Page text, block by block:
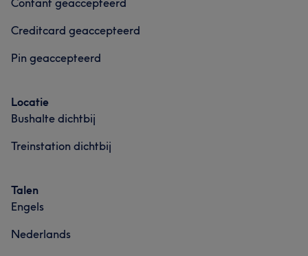
Contant geaccepteerd
Creditcard geaccepteerd
Pin geaccepteerd
Locatie
Bushalte dichtbij
Treinstation dichtbij
Talen
Engels
Nederlands